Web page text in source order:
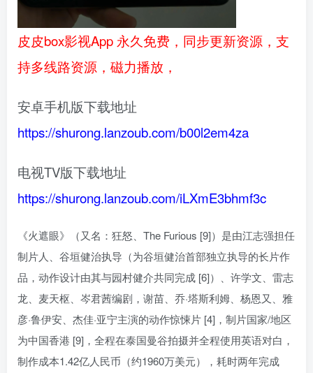
皮皮box影视App 永久免费，同步更新资源，支
持多线路资源，磁力播放，
安卓手机版下载地址
https://shurong.lanzoub.com/b00l2em4za
电视TV版下载地址
https://shurong.lanzoub.com/iLXmE3bhmf3c
《火遮眼》（又名：狂怒、The Furious [9]）是由江志强担任
制片人、谷垣健治执导（为谷垣健治首部独立执导的长片作
品，动作设计由其与园村健介共同完成 [6]）、许学文、雷志
龙、麦天枢、岑君茜编剧，谢苗、乔·塔斯利姆、杨恩又、雅
彦·鲁伊安、杰佳·亚宁主演的动作惊悚片 [4]，制片国家/地区
为中国香港 [9]，全程在泰国曼谷拍摄并全程使用英语对白，
制作成本1.42亿人民币（约1960万美元），耗时两年完成